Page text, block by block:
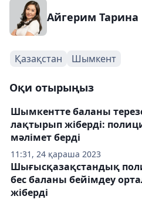
Айгерим Тарина
Қазақстан Шымкент
Оқи отырыңыз
11:31, 24 қараша 2023
Шымкентте баланы
лақтырып жіберді:
мәлімет берді
Шығысқазақстандық
бес баланы бейімдеу
жіберді